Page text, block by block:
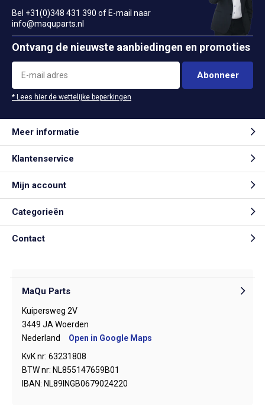
Bel +31(0)348 431 390 of E-mail naar
info@maquparts.nl
Ontvang de nieuwste aanbiedingen en promoties
Abonneer
* Lees hier de wettelijke beperkingen
Meer informatie
Klantenservice
Mijn account
Categorieën
Contact
MaQu Parts
Kuipersweg 2V
3449 JA Woerden
Nederland
Open in Google Maps
KvK nr: 63231808
BTW nr: NL855147659B01
IBAN: NL89INGB0679024220